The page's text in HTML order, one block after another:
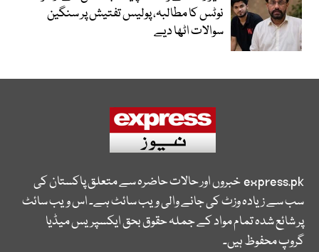
نوٹس کا مطالبہ، پولیس تفتیش پر سنگین
سوالات اٹھا دیے
express.pkخبروں اور حالات حاضرہ سے متعلق پاکستان کی
سب سے زیادہ وزٹ کی جانے والی ویب سائٹ ہے۔ اس ویب سائٹ
پر شائع شدہ تمام مواد کے جملہ حقوق بحق ایکسپریس میڈیا
گروپ محفوظ ہیں۔